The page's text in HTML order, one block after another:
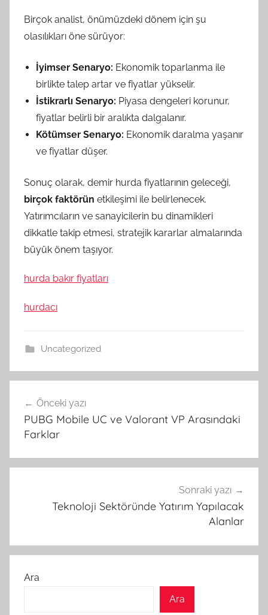
Birçok analist, önümüzdeki dönem için şu
olasılıkları öne sürüyor:
İyimser Senaryo: Ekonomik toparlanma ile
birlikte talep artar ve fiyatlar yükselir.
İstikrarlı Senaryo: Piyasa dengeleri korunur,
fiyatlar belirli bir aralıkta dalgalanır.
Kötümser Senaryo: Ekonomik daralma yaşanır
ve fiyatlar düşer.
Sonuç olarak, demir hurda fiyatlarının geleceği,
birçok faktörün etkileşimi ile belirlenecek.
Yatırımcıların ve sanayicilerin bu dinamikleri
dikkatle takip etmesi, stratejik kararlar almalarında
büyük önem taşıyor.
hurda bakır fiyatları
hurdacı
Uncategorized
gezinmesi
Önceki yazı
PUBG Mobile UC ve Valorant VP Arasındaki
Farklar
Sonraki yazı
Teknoloji Sektöründe Yatırım Yapılacak
Alanlar
Ara
Ara